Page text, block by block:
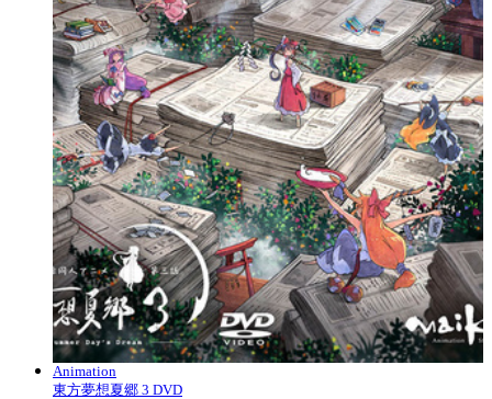
Animation
東方夢想夏郷 3 DVD